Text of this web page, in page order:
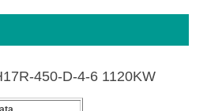
450-D-4-6 1120KW